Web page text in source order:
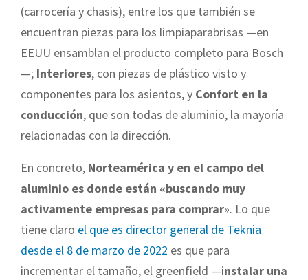
(carrocería y chasis), entre los que también se
encuentran piezas para los limpiaparabrisas —en
EEUU ensamblan el producto completo para Bosch
—; Interiores, con piezas de plástico visto y
componentes para los asientos, y Confort en la
conducción, que son todas de aluminio, la mayoría
relacionadas con la dirección.
En concreto, Norteamérica y en el campo del
aluminio es donde están «buscando muy
activamente empresas para comprar». Lo que
tiene claro el que es director general de Teknia
desde el 8 de marzo de 2022 es que para
incrementar el tamaño, el greenfield —instalar una